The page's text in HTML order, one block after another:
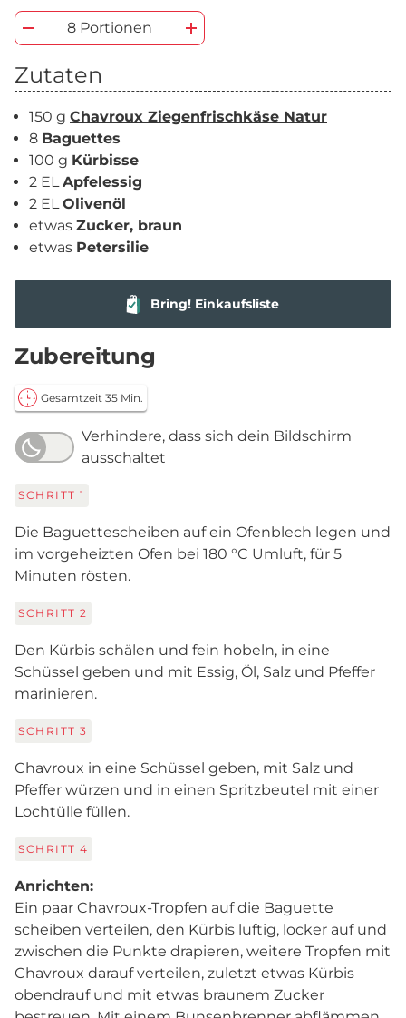
8 Portionen
Zutaten
150 g Chavroux Ziegenfrischkäse Natur
8 Baguettes
100 g Kürbisse
2 ELApfelessig
2 ELOlivenöl
etwas Zucker, braun
etwas Petersilie
Bring! Einkaufsliste
Zubereitung
Gesamtzeit 35 Min.
Verhindere, dass sich dein Bildschirm
ausschaltet
SCHRITT 1
Die Baguettescheiben auf ein Ofenblech legen und
im vorgeheizten Ofen bei 180 °C Umluft, für 5
Minuten rösten.
SCHRITT 2
Den Kürbis schälen und fein hobeln, in eine
Schüssel geben und mit Essig, Öl, Salz und Pfeffer
marinieren.
SCHRITT 3
Chavroux in eine Schüssel geben, mit Salz und
Pfeffer würzen und in einen Spritzbeutel mit einer
Lochtülle füllen.
SCHRITT 4
Anrichten:
Ein paar Chavroux-Tropfen auf die Baguette
scheiben verteilen, den Kürbis luftig, locker auf und
zwischen die Punkte drapieren, weitere Tropfen mit
Chavroux darauf verteilen, zuletzt etwas Kürbis
obendrauf und mit etwas braunem Zucker